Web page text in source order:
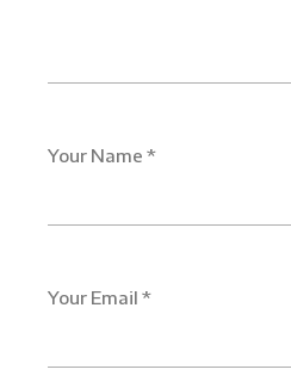
Your Name *
Your Email *